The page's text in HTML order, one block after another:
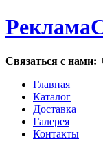
Связаться с нами:
Главная
Каталог
Доставка
Галерея
Контакты